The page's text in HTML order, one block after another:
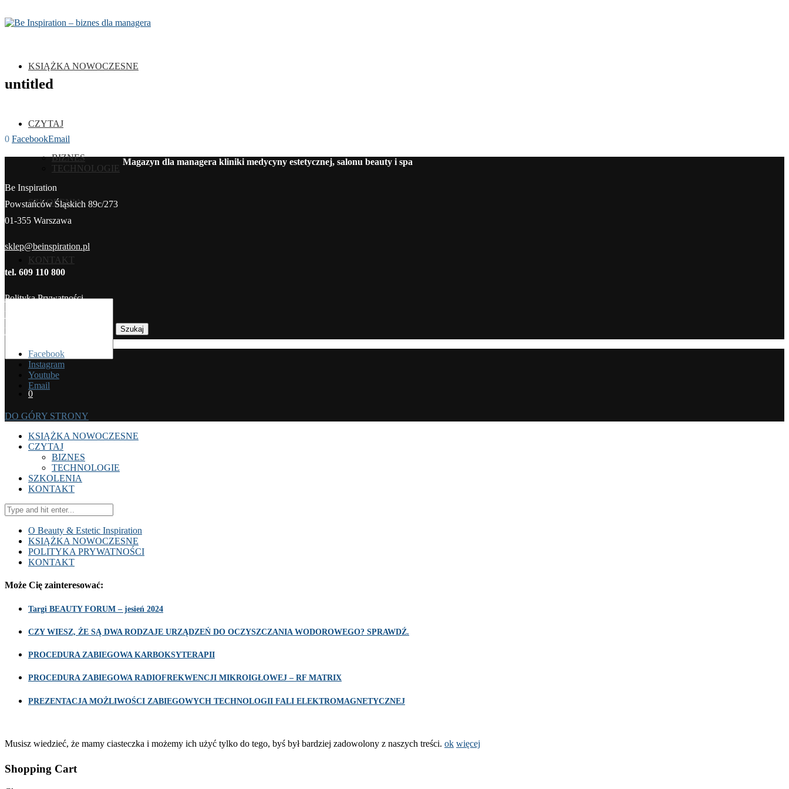
KSIĄŻKA NOWOCZESNE
CZYTAJ
BIZNES
TECHNOLOGIE
SZKOLENIA
KONTAKT
Szukaj
0
untitled
0 FacebookEmail
Magazyn dla managera kliniki medycyny estetycznej, salonu beauty i spa
Be Inspiration
Powstańców Śląskich 89c/273
01-355 Warszawa
sklep@beinspiration.pl
tel. 609 110 800
Polityka Prywatności
Regulamin sprzedaży
Koszty dostawy
Facebook
Instagram
Youtube
Email
DO GÓRY STRONY
KSIĄŻKA NOWOCZESNE
CZYTAJ
BIZNES
TECHNOLOGIE
SZKOLENIA
KONTAKT
O Beauty & Estetic Inspiration
KSIĄŻKA NOWOCZESNE
POLITYKA PRYWATNOŚCI
KONTAKT
Może Cię zainteresować:
Targi BEAUTY FORUM – jesień 2024
CZY WIESZ, ŻE SĄ DWA RODZAJE URZĄDZEŃ DO OCZYSZCZANIA WODOROWEGO? SPRAWDŹ.
PROCEDURA ZABIEGOWA KARBOKSYTERAPII
PROCEDURA ZABIEGOWA RADIOFREKWENCJI MIKROIGŁOWEJ – RF MATRIX
PREZENTACJA MOŻLIWOŚCI ZABIEGOWYCH TECHNOLOGII FALI ELEKTROMAGNETYCZNEJ
Musisz wiedzieć, że mamy ciasteczka i możemy ich użyć tylko do tego, byś był bardziej zadowolony z naszych treści. ok więcej
Shopping Cart